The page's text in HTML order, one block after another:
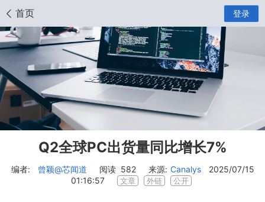
首页
登录
Q2全球PC出货量同比增长7%
编者: 曾颖@芯闻道 阅读 582 来源: Canalys
2025/07/15
01:16:57
文章 外链 公开